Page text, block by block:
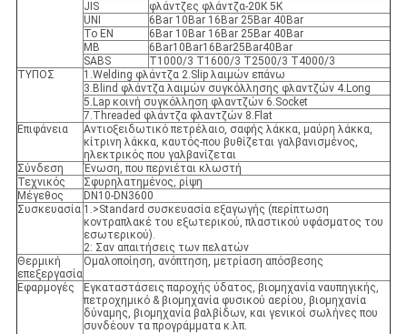
JIS
φλάντζες φλάντζα-20K 5K
UNI
6Bar 10Bar 16Bar 25Bar 40Bar
Το EN
6Bar 10Bar 16Bar 25Bar 40Bar
ΜΒ
6Bar10Bar16Bar25Bar40Bar
SABS
T1000/3 T1600/3 T2500/3 T4000/3
ΤΥΠΟΣ
1.Welding φλάντζα 2.Slip λαιμών επάνω
3.Blind φλάντζα λαιμών συγκόλλησης φλαντζών 4.Long
5.Lap κοινή συγκόλληση φλαντζών 6.Socket
7.Threaded φλάντζα φλαντζών 8.Flat
Επιφάνεια
Αντιοξειδωτικό πετρέλαιο, σαφής λάκκα, μαύρη λάκκα,
κίτρινη λάκκα, καυτός-που βυθίζεται γαλβανισμένος,
ηλεκτρικός που γαλβανίζεται
Σύνδεση
Ένωση, που περνιέται κλωστή
Τεχνικός
Σφυρηλατημένος, ρίψη
Μέγεθος
DN10-DN3600
Συσκευασία 1.>Standard συσκευασία εξαγωγής (περίπτωση
κοντραπλακέ του εξωτερικού, πλαστικού υφάσματος του
εσωτερικού).
2: Σαν απαιτήσεις των πελατών
Θερμική
επεξεργασία
Ομαλοποίηση, ανόπτηση, μετρίαση απόσβεσης
Εφαρμογές
Εγκαταστάσεις παροχής ύδατος, βιομηχανία ναυπηγικής,
πετροχημικό & βιομηχανία φυσικού αερίου, βιομηχανία
δύναμης, βιομηχανία βαλβίδων, και γενικοί σωλήνες που
συνδέουν τα προγράμματα κ.λπ.